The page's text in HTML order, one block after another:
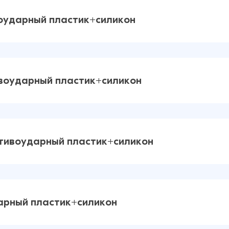
пластик+силикон
59 ₽70 ₽
пластик+силикон
59 ₽63 ₽
пластик+силикон
59 ₽24 ₽
пластик+силикон